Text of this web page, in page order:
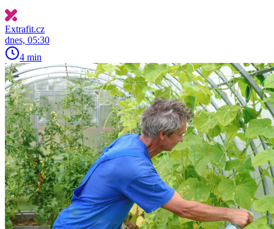
Extrafit.cz
dnes, 05:30
4 min